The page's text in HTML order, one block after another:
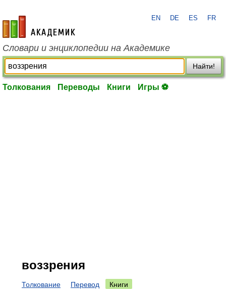
academic.ru
EN DE ES FR
Словари и энциклопедии на Академике
Найти!
Толкования Переводы Книги Игры ⚽
воззрения
Толкование Перевод
Книги